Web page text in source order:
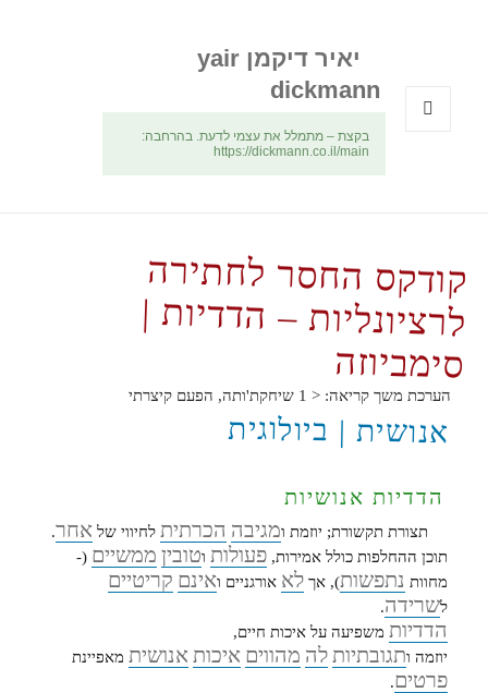
יאיר דיקמן yair
dickmann
בקצת – מתמלל את עצמי לדעת. בהרחבה:
https://dickmann.co.il/main
קודקס החסר לחתירה
לרציונליות – הדדיות |
סימביוזה
הערכת משך קריאה: < 1 שיחקת'ותה, הפעם קיצרתי
אנושית | ביולוגית
הדדיות אנושיות
תצורת תקשורת; יוזמת ומגיבה הכרתית לחיווי שלאחר.
תוכן ההחלפות כולל אמירות,פעולות וטובין ממשיים (-
מחוות נתפשות), אךלא אורגניים ואינם קריטיים
לשרידה.
הדדיות משפיעה על איכות חיים,
יוזמה ותגובתיות לה מהווים איכות אנושית מאפיינת
פרטים.